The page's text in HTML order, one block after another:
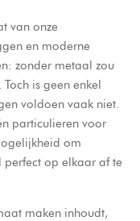
van onze
en moderne
zonder metaal zou
is geen enkel
voldoen vaak niet.
particulieren voor
om
op elkaar af te
maken inhoudt,